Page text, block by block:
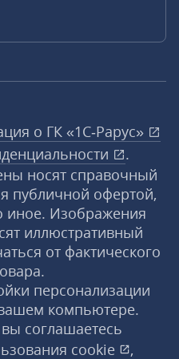
о ГК «1С‑Рарус»
.
носят справочный
публичной офертой,
иное. Изображения
иллюстративный
от фактического
персонализации
компьютере.
соглашаетесь
cookie ,